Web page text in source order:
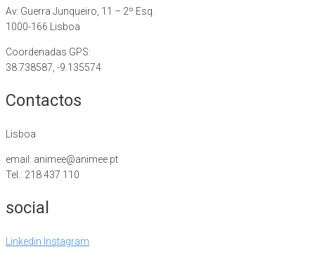
Av. Guerra Junqueiro, 11 – 2º Esq.
1000-166 Lisboa
Coordenadas GPS:
38.738587, -9.135574
Contactos
Lisboa
email: animee@animee.pt
Tel.: 218 437 110
social
Linkedin Instagram